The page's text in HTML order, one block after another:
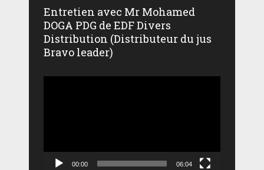
Entretien avec Mr Mohamed
DOGA PDG de EDF Divers
Distribution (Distributeur du jus
Bravo leader)
00:00 06:04